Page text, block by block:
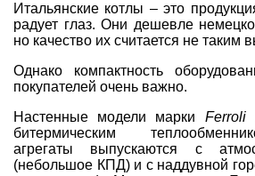
Итальянские котлы – это
радует глаз. Они дешевле
но качество их считается не таким
Однако компактность
покупателей очень важно.
Настенные модели марки Ferroli
битермическим
агрегаты выпускаются с
(небольшое КПД) и с наддувной